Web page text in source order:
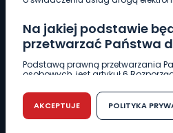
Na jakiej podstawie
przetwarzać Państwa
Podstawą prawną przetwarzania
osobowych, jest artykuł 6
r. w sprawie ochrony osób
przetwarzaniem danych
swobodnego przepływu takich
dyrektywy 95/46/WE (RODO).
AKCEPTUJE POLITYKA
DZIAŁ REKLAMY
62 735 01 85
WIADOMOŚCI
CIEKAWOSTKI